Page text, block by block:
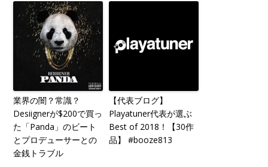
業界の闇？常識？
Desiignerが$200で買っ
た「Panda」のビート
とプロデューサーとの
金銭トラブル
【代表ブログ】
Playatuner代表が選ぶ
Best of 2018！【30作
品】 #booze813